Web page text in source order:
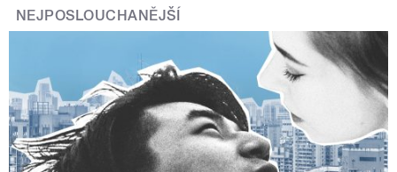
NEJPOSLOUCHANĚJŠÍ